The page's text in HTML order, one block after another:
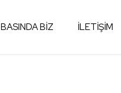
BASINDA BİZ İLETİŞİM